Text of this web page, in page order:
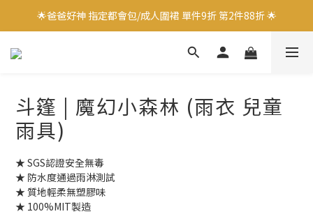
🌟爸爸好神 指定都會包/成人圍裙 單件9折 第2件88折 🌟
🌟爸爸好神 指定都會包/成人圍裙 單件9折 第2件88折 🌟
✨加入會員立即領取$100購物金✨
🌟爸爸好神 指定都會包/成人圍裙 單件9折 第2件88折 🌟
斗篷 | 魔幻小森林 (雨衣 兒童
雨具)
★ SGS認證安全無毒
★ 防水度通過雨淋測試
★ 質地輕柔無塑膠味
★ 100%MIT製造